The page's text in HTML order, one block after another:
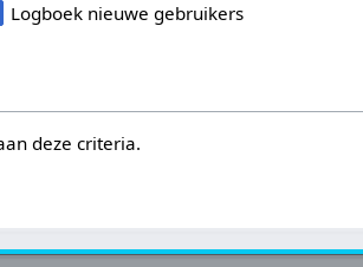
Logboek nieuwe gebruikers
deze criteria.